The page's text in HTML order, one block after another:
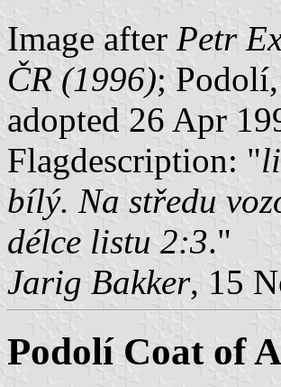
Image after Petr
ČR (1996);
adopted 26 Apr
Flagdescription: "
bílý. Na středu
délce listu 2:3."
Jarig Bakker, 15
Podolí Coat of